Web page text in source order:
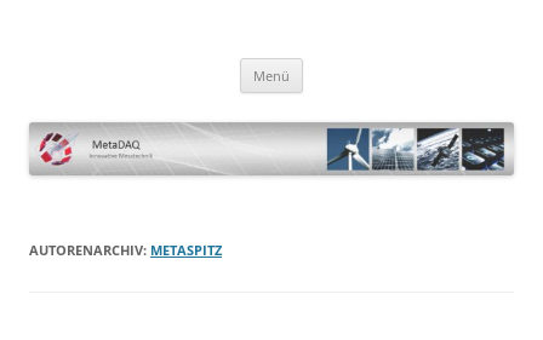
Menü
AUTORENARCHIV: METASPITZ